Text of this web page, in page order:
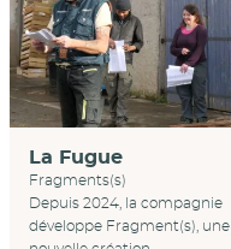
La Fugue
Fragments(s)
Depuis 2024, la compagnie
développe Fragment(s), une